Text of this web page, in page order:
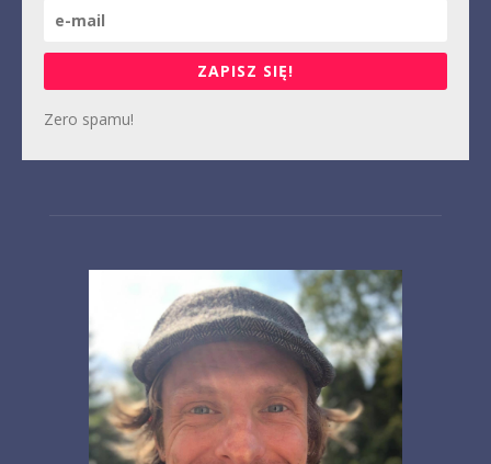
ZAPISZ SIĘ!
Zero spamu!